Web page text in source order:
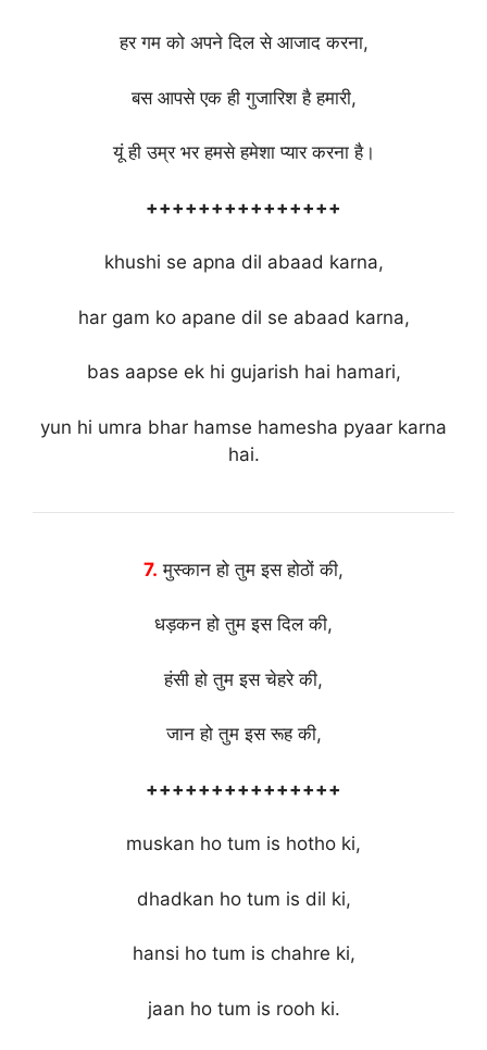
हर गम को अपने दिल से आजाद करना,
बस आपसे एक ही गुजारिश है हमारी,
यूं ही उम्र भर हमसे हमेशा प्यार करना है।
+++++++++++++++
khushi se apna dil abaad karna,
har gam ko apane dil se abaad karna,
bas aapse ek hi gujarish hai hamari,
yun hi umra bhar hamse hamesha pyaar karna
hai.
7. मुस्कान हो तुम इस होठों की,
धड़कन हो तुम इस दिल की,
हंसी हो तुम इस चेहरे की,
जान हो तुम इस रूह की,
+++++++++++++++
muskan ho tum is hotho ki,
dhadkan ho tum is dil ki,
hansi ho tum is chahre ki,
jaan ho tum is rooh ki.